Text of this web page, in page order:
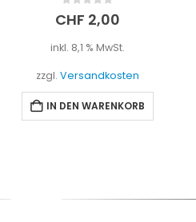
out of 5
CHF 3,00
inkl. 8,1 % MwSt.
zzgl. Versandkosten
IN DEN WARENKORB